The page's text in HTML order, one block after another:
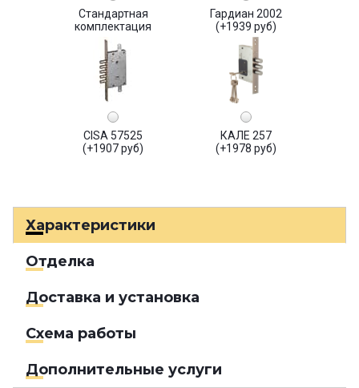
Стандартная
комплектация
Гардиан 2002
(+1939 руб)
CISA 57525
(+1907 руб)
КАЛЕ 257
(+1978 руб)
Характеристики
Отделка
Доставка и установка
Схема работы
Дополнительные услуги